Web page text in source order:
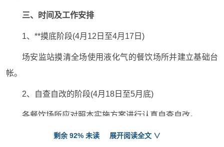
三、时间及工作安排
1、**摸底阶段(4月12日至4月17日)
场安监站摸清全场使用液化气的餐饮场所并建立基础台
帐。
2、自查自改的阶段(4月18日至5月底)
各餐饮场所应对照本实施方案进行认真自查自改。
4、督查和总结阶段(6月至7月)
剩余 92% 未读 展开阅读全文 ∨